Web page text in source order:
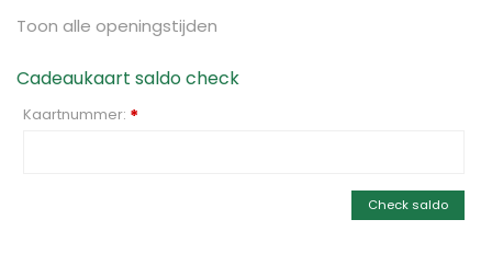
Toon alle openingstijden
Cadeaukaart saldo check
Kaartnummer: *
Check saldo